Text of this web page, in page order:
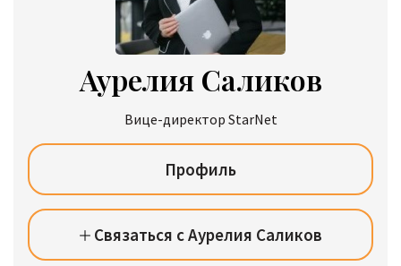
Аурелия Саликов
Вице-директор StarNet
Профиль
Связаться с Аурелия Саликов